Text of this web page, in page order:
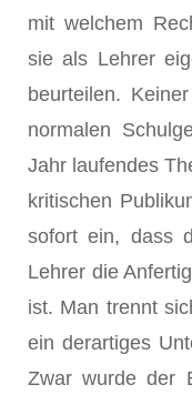
mit welchem
sie als Lehrer
beurteilen.
normalen
Jahr laufendes
kritischen
sofort ein, dass
Lehrer die
ist. Man trennt
ein derartiges
Zwar wurde der